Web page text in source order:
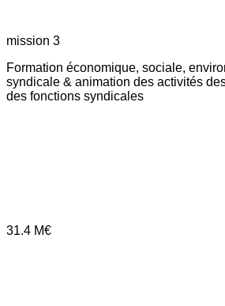
mission 3
Formation économique, sociale,
syndicale & animation des activités
des fonctions syndicales
31.4 M€